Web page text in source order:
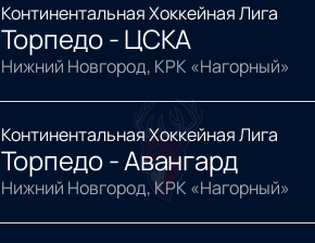
Континентальная Хоккейная Лига
Торпедо - ЦСКА
Нижний Новгород, КРК «Нагорный»
Континентальная Хоккейная Лига
Торпедо - Авангард
Нижний Новгород, КРК «Нагорный»